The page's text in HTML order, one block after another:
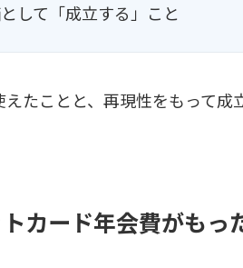
として「成立する」こと
えたことと、再現性をもって成
カード年会費がもっ